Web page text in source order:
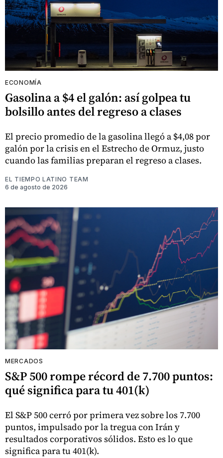
ECONOMÍA
Gasolina a $4 el galón: así golpea tu
bolsillo antes del regreso a clases
El precio promedio de la gasolina llegó a $4,08 por
galón por la crisis en el Estrecho de Ormuz, justo
cuando las familias preparan el regreso a clases.
EL TIEMPO LATINO TEAM
6 de agosto de 2026
MERCADOS
S&P 500 rompe récord de 7.700 puntos:
qué significa para tu 401(k)
El S&P 500 cerró por primera vez sobre los 7.700
puntos, impulsado por la tregua con Irán y
resultados corporativos sólidos. Esto es lo que
significa para tu 401(k).